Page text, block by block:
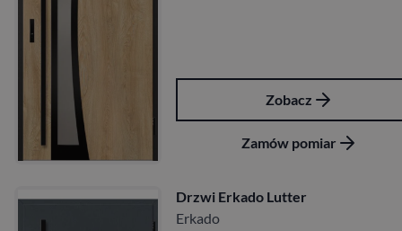
Zobacz
Zamów pomiar
Drzwi Erkado Lutter
Erkado